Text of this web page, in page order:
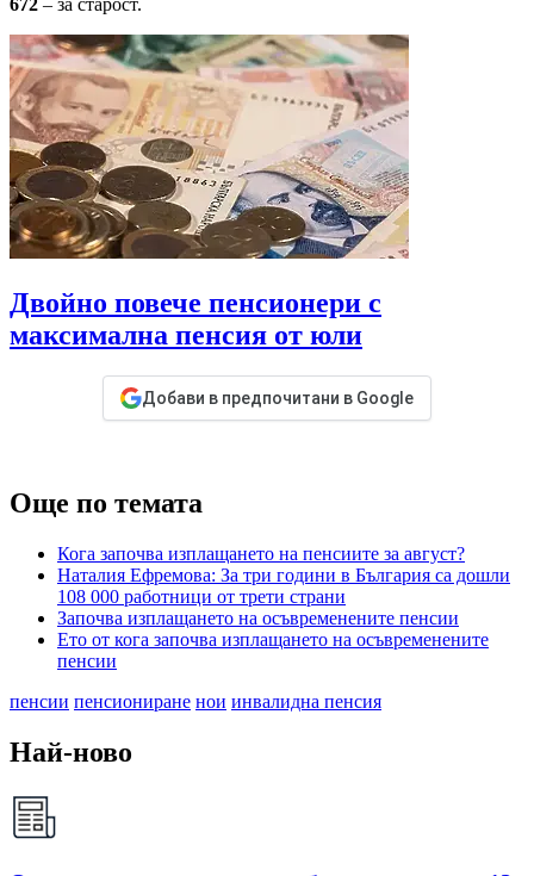
672 – за старост.
Двойно повече пенсионери с
максимална пенсия от юли
Добави в предпочитани в Google
Още по темата
Кога започва изплащането на пенсиите за август?
Наталия Ефремова: За три години в България са дошли
108 000 работници от трети страни
Започва изплащането на осъвременените пенсии
Ето от кога започва изплащането на осъвременените
пенсии
пенсии пенсиониране нои инвалидна пенсия
Най-ново